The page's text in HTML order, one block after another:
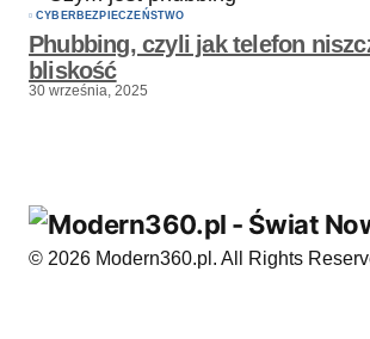
CYBERBEZPIECZEŃSTWO
Phubbing, czyli jak telefon
bliskość
30 września, 2025
© 2026 Modern360.pl. All Rights